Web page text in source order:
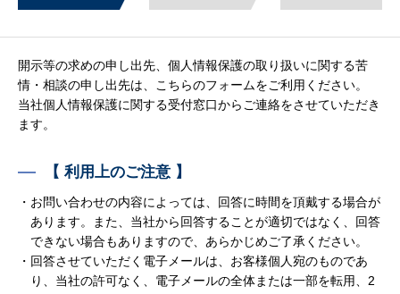
開示等の求めの申し出先、個人情報保護の取り扱いに関する苦
情・相談の申し出先は、こちらのフォームをご利用ください。
当社個人情報保護に関する受付窓口からご連絡をさせていただき
ます。
【 利用上のご注意 】
・お問い合わせの内容によっては、回答に時間を頂戴する場合が
あります。また、当社から回答することが適切ではなく、回答
できない場合もありますので、あらかじめご了承ください。
・回答させていただく電子メールは、お客様個人宛のものであ
り、当社の許可なく、電子メールの全体または一部を転用、2